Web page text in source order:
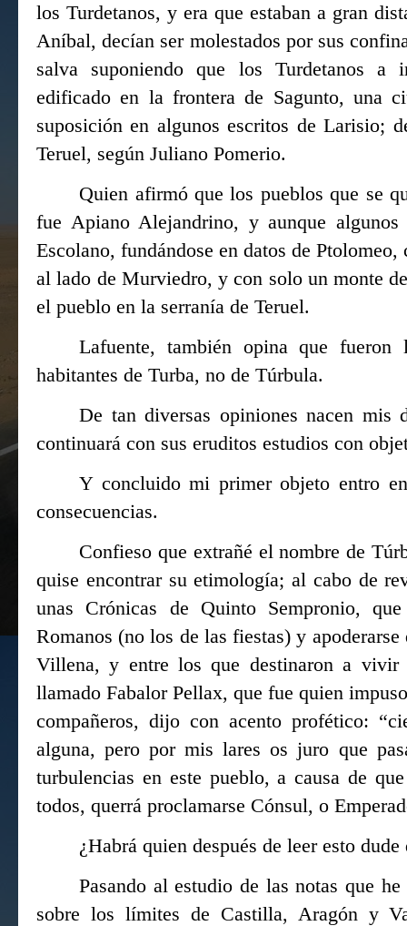
los Turdetanos, y era que estaban a gran
Aníbal, decían ser molestados por sus
salva suponiendo que los Turdetanos a
edificado en la frontera de Sagunto, una
suposición en algunos escritos de Larisio;
Teruel, según Juliano Pomerio.
Quien afirmó que los pueblos que se
fue Apiano Alejandrino, y aunque
Escolano, fundándose en datos de
al lado de Murviedro, y con solo un monte
el pueblo en la serranía de Teruel.
Lafuente, también opina que
habitantes de Turba, no de Túrbula.
De tan diversas opiniones nacen
continuará con sus eruditos estudios con
Y concluido mi primer objeto entro
consecuencias.
Confieso que extrañé el nombre de
quise encontrar su etimología; al cabo de
unas Crónicas de Quinto Sempronio,
Romanos (no los de las fiestas) y
Villena, y entre los que destinaron a
llamado Fabalor Pellax, que fue quien
compañeros, dijo con acento profético:
alguna, pero por mis lares os juro que
turbulencias en este pueblo, a causa de
todos, querrá proclamarse Cónsul, o
¿Habrá quien después de leer esto
Pasando al estudio de las notas que
sobre los límites de Castilla, Aragón y